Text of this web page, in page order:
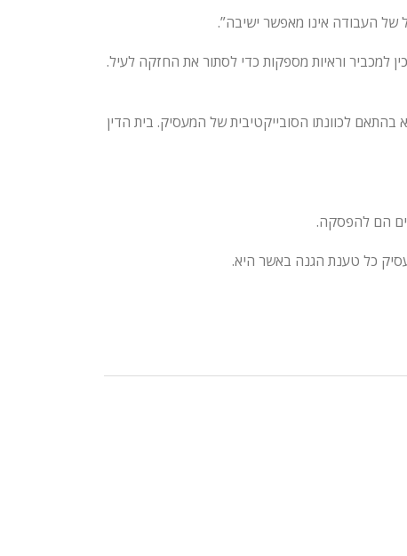
של העבודה אינו מאפשר ישיבה”.
למכביר וראיות מספקות כדי לסתור את החזקה לעיל.
בהתאם לכוונתו הסובייקטיבית של המעסיק. בית הדין
הם להפסקה.
כל טענת הגנה באשר היא.